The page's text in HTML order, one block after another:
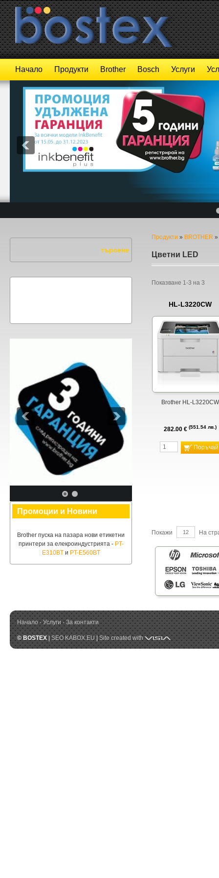
Начало Продукти Brother Bosch Услуги
Промоции и Новини
Brother пуска на пазара нови етикетни
принтери за елекроиндустрията - PT-
E310BT и PT-E560BT
Продукти » BROTHER »
Цветни LED
Показване 1-3 на 3
HL-L3220CW
Brother HL-L3220CW
282.00 € 551.54 лв.
Поръчай
Покажи На
Начало · Услуги · За контакти
© BOSTEX|SEO KABOX.EU|Site created with Visia